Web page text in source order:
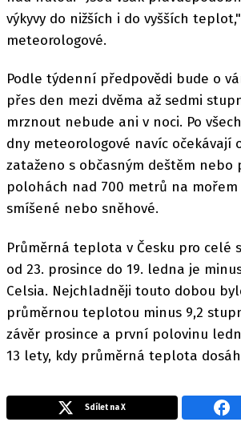
výkyvy do nižších i do vyšších
meteorologové.
Podle týdenní předpovědi bude o
přes den mezi dvěma až sedmi
mrznout nebude ani v noci. Po
dny meteorologové navíc očekávají
zataženo s občasným deštěm nebo
polohách nad 700 metrů na mořem
smíšené nebo sněhové.
Průměrná teplota v Česku pro celé
od 23. prosince do 19. ledna je
Celsia. Nejchladněji touto dobou
průměrnou teplotou minus 9,2
závěr prosince a první polovinu
13 lety, kdy průměrná teplota
Sdílet na X